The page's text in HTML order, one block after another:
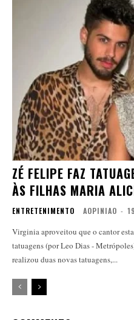
ZÉ FELIPE FAZ
ÀS FILHAS MARIA
ENTRETENIMENTO AOPINIAO -
Virginia aproveitou que o cantor
tatuagens (por Leo Dias - Metrópoles) Nesta quinta-feira (18/5), Zé Felipe
realizou duas novas tatuagens,...